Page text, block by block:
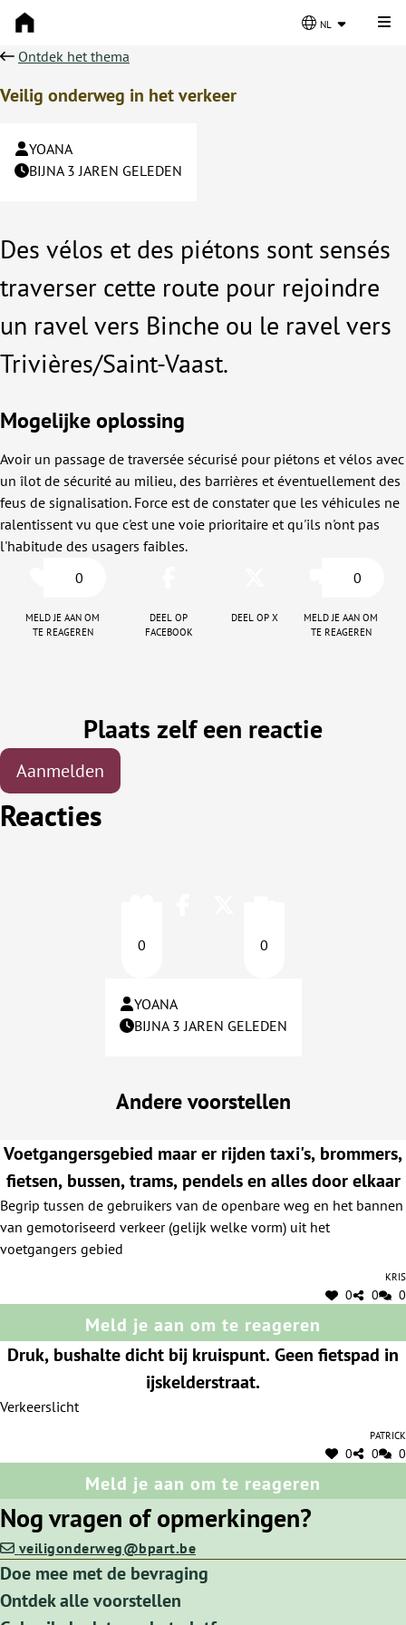
nl
Ontdek het thema
Veilig onderweg in het verkeer
YOANA
BIJNA 3 JAREN GELEDEN
Des vélos et des piétons sont sensés
traverser cette route pour rejoindre
un ravel vers Binche ou le ravel vers
Trivières/Saint-Vaast.
Mogelijke oplossing
Avoir un passage de traversée sécurisé pour piétons et vélos avec
un îlot de sécurité au milieu, des barrières et éventuellement des
feus de signalisation. Force est de constater que les véhicules ne
ralentissent vu que c'est une voie prioritaire et qu'ils n'ont pas
l'habitude des usagers faibles.
0
Meld je aan om
te reageren
Deel op
facebook
Deel op X
0
Meld je aan om
te reageren
Plaats zelf een reactie
Aanmelden
Reacties
0 0
YOANA
BIJNA 3 JAREN GELEDEN
Andere voorstellen
Voetgangersgebied maar er rijden taxi's, brommers,
fietsen, bussen, trams, pendels en alles door elkaar
Begrip tussen de gebruikers van de openbare weg en het bannen
van gemotoriseerd verkeer (gelijk welke vorm) uit het
voetgangers gebied
Kris
0 0 0
Meld je aan om te reageren
Druk, bushalte dicht bij kruispunt. Geen fietspad in
ijskelderstraat.
Verkeerslicht
Patrick
0 0 0
Meld je aan om te reageren
Nog vragen of opmerkingen?
veiligonderweg@bpart.be
Doe mee met de bevraging
Ontdek alle voorstellen